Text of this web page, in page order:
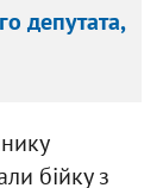
депутата,
бійку з